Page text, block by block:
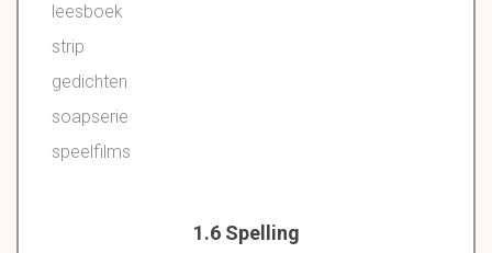
leesboek
strip
gedichten
soapserie
speelfilms
1.6 Spelling